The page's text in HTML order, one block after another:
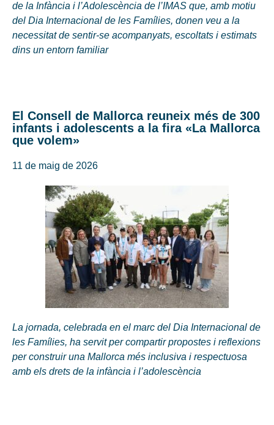
de la Infància i l’Adolescència de l’IMAS que, amb motiu
del Dia Internacional de les Famílies, donen veu a la
necessitat de sentir-se acompanyats, escoltats i estimats
dins un entorn familiar
El Consell de Mallorca reuneix més de 300
infants i adolescents a la fira «La Mallorca
que volem»
11 de maig de 2026
La jornada, celebrada en el marc del Dia Internacional de
les Famílies, ha servit per compartir propostes i reflexions
per construir una Mallorca més inclusiva i respectuosa
amb els drets de la infància i l’adolescència